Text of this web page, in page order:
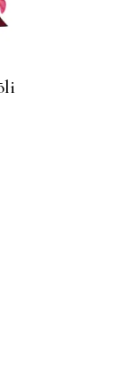
7,50 € kuni
on mitu